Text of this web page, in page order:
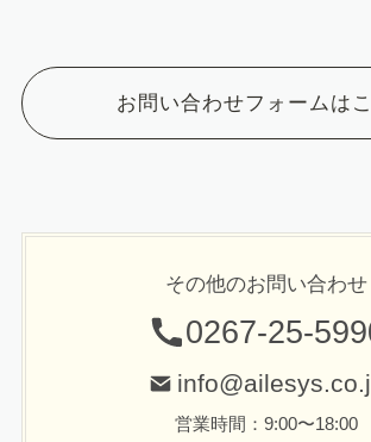
お問い合わせフォームは
その他のお問い合わせ
0267-25-
営業時間：9:00〜18:00